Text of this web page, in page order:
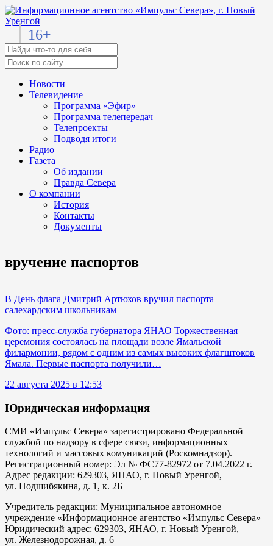
16+
Новости
Телевидение
Программа «Эфир»
Программа телепередач
Телепроекты
Подводя итоги
Радио
Газета
Об издании
Правда Севера
О компании
История
Контакты
Документы
вручение паспортов
В День флага Дмитрий Артюхов вручил паспорта
салехардским школьникам
Фото: пресс-служба губернатора ЯНАО Торжественная
церемония состоялась на площади возле Ямальской
филармонии, рядом с одним из самых высоких флагштоков
Ямала. Первые паспорта получили…
22 августа 2025 в 12:53
Юридическая информация
СМИ «Импульс Севера» зарегистрировано Федеральной
службой по надзору в сфере связи, информационных
технологий и массовых комуникаций (Роскомнадзор).
Регистрационный номер: Эл № ФС77-82972 от 7.04.2022 г.
Адрес редакции: 629303, ЯНАО, г. Новый Уренгой,
ул. Подшибякина, д. 1, к. 2Б
Учредитель редакции: Муниципальное автономное
учреждение «Информационное агентство «Импульс Севера»
Юридический адрес: 629303, ЯНАО, г. Новый Уренгой,
ул. Железнодорожная, д. 6